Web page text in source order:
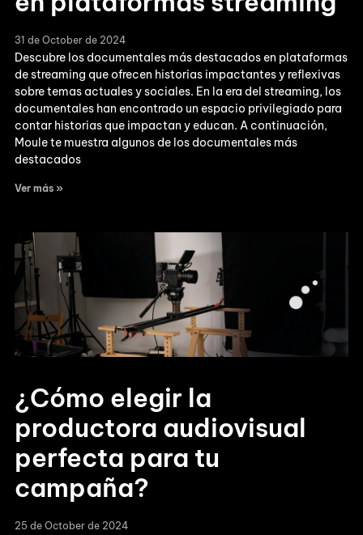
31 de October de 2024
Descubre los documentales más destacados en plataformas
de streaming que ofrecen historias impactantes y reflexivas
sobre temas actuales y sociales. En la era del streaming, los
documentales han encontrado un espacio privilegiado para
contar historias que impactan y educan. A continuación,
Moule te muestra algunos de los documentales más
destacados
Ver más »
¿Cómo elegir la
productora audiovisual
perfecta para tu
campaña?
25 de October de 2024